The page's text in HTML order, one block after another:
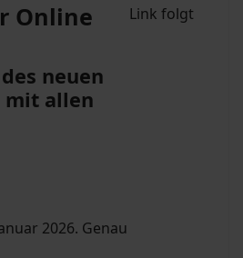
Online
neuen
mit allen
2026. Genau
Link folgt